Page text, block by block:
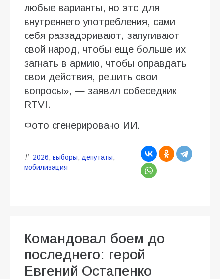
любые варианты, но это для
внутреннего употребления, сами
себя раззадоривают, запугивают
свой народ, чтобы еще больше их
загнать в армию, чтобы оправдать
свои действия, решить свои
вопросы», — заявил собеседник
RTVI.
Фото сгенерировано ИИ.
2026, выборы, депутаты,
мобилизация
Командовал боем до
последнего: герой
Евгений Остапенко